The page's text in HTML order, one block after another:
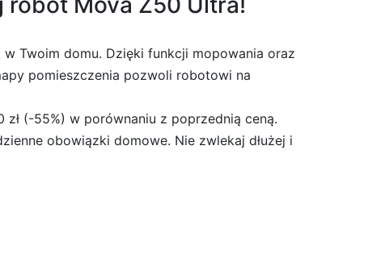
Twoim domu. Dzięki funkcji mopowania oraz
pomieszczenia pozwoli robotowi na
(-55%) w porównaniu z poprzednią ceną.
obowiązki domowe. Nie zwlekaj dłużej i